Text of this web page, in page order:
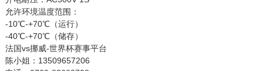
允许环境温度范围：
-10℃-+70℃（运行）
-40℃-+70℃（储存）
法国vs挪威-世界杯赛事平台
陈小姐：13509657206